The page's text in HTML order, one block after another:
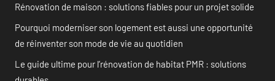
Rénovation de maison : solutions fiables pour un projet solide
Pourquoi moderniser son logement est aussi une opportunité
de réinventer son mode de vie au quotidien
Le guide ultime pour l’rénovation de habitat PMR : solutions